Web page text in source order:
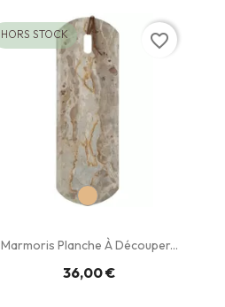
Marmoris Planche À Découper...
36,00 €
HORS STOCK favorite_border